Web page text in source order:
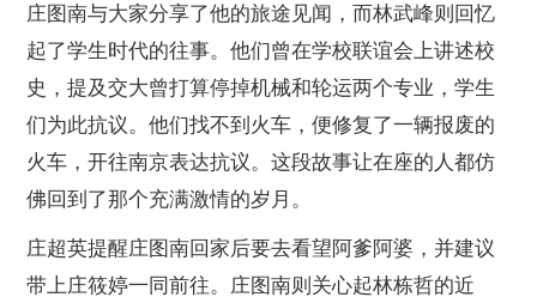
庄图南与大家分享了他的旅途见闻，而林武峰则回忆
起了学生时代的往事。他们曾在学校联谊会上讲述校
史，提及交大曾打算停掉机械和轮运两个专业，学生
们为此抗议。他们找不到火车，便修复了一辆报废的
火车，开往南京表达抗议。这段故事让在座的人都仿
佛回到了那个充满激情的岁月。
庄超英提醒庄图南回家后要去看望阿爹阿婆，并建议
带上庄筱婷一同前往。庄图南则关心起林栋哲的近